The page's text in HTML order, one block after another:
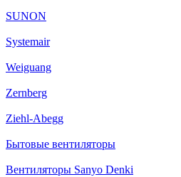
SUNON
Systemair
Weiguang
Zernberg
Ziehl-Abegg
Бытовые вентиляторы
Вентиляторы Sanyo Denki